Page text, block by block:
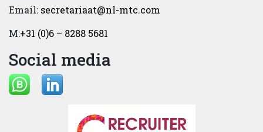
Email: secretariaat@nl-mtc.com
M:+31 (0)6 – 8288 5681
Social media